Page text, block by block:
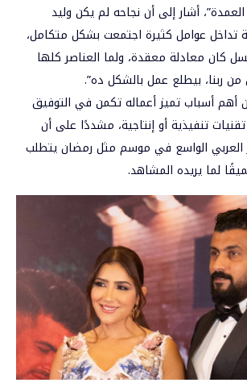
أشار إلى أن نجاحه لم يكن وليد
تداخل عوامل كثيرة اجتمعت بشكل متكامل،
كان معادلة معقدة، ولما العناصر كلها
ربنا، بيطلع عمل بالشكل ده”.
أسباب تميز أعماله تكمن في التوفيق
تنفيذية أو إنتاجية، مشددًا على أن
العربي الواسع في موسم مثل رمضان يتطلب
لما يريده المشاهد.